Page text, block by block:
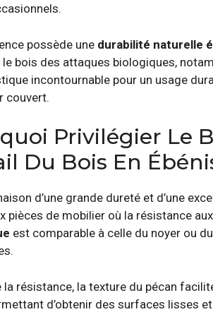
possède une durabilité naturelle
bois des attaques biologiques,
incontournable pour un usage
couvert.
Privilégier Le
Du Bois En
d’une grande dureté et d’une
pièces de mobilier où la résistance
est comparable à celle du noyer ou
la résistance, la texture du pécan
d’obtenir des surfaces lisses